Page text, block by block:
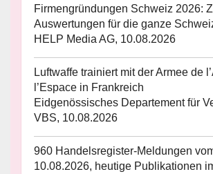
Firmengründungen Schweiz 2026:
Auswertungen für die ganze
HELP Media AG, 10.08.2026
Luftwaffe trainiert mit der Armee de
l’Espace in Frankreich
Eidgenössisches Departement für
VBS, 10.08.2026
960 Handelsregister-Meldungen
10.08.2026, heutige Publikationen